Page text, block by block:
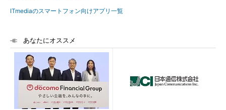
ITmediaのスマートフォン向けアプリ一覧
あなたにオススメ